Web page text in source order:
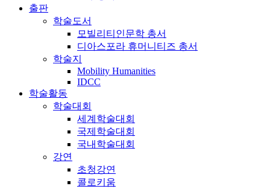
출판
학술도서
모빌리티인문학 총서
디아스포라 휴머니티즈 총서
학술지
Mobility Humanities
IDCC
학술활동
학술대회
세계학술대회
국제학술대회
국내학술대회
강연
초청강연
콜로키움